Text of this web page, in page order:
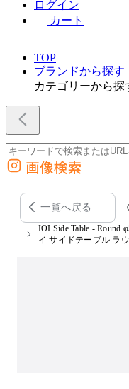
ログイン
カート
TOP
ブランドから探す
カテゴリーから探
外部サイトの商品をカートに追加
他のサイトで見つけた商品ページの
画像検索
一覧へ戻る
IOI Side Table - Round
イ サイドテーブル ラ